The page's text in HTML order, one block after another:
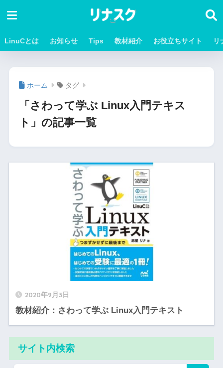
LinuCとは お知らせ Tips 教材紹介 お役立ちサイト リ
ホーム タグ
「さわって学ぶ Linux入門テキス
ト」の記事一覧
2020年9月3日
教材紹介：さわって学ぶ Linux入門テキスト
サイト内検索